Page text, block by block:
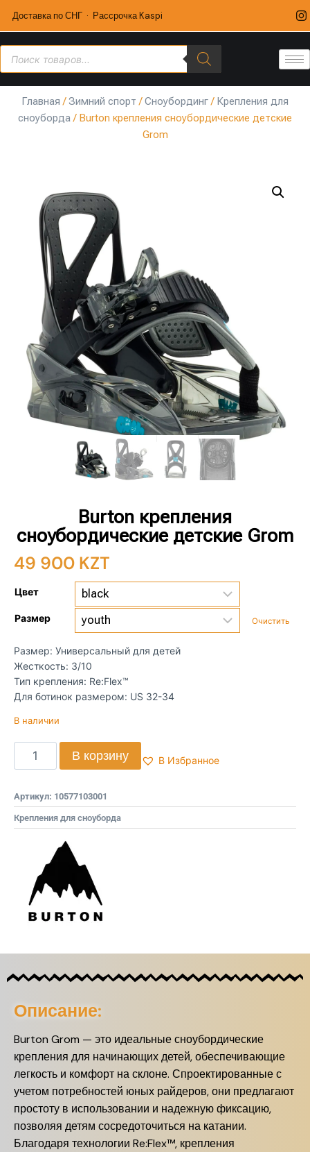
Доставка по СНГ · Рассрочка Kaspi
Главная /Зимний спорт /Сноубординг/ Крепления для
сноуборда/ Burton крепления сноубордические детские
Grom
Burton крепления
сноубордические детские Grom
49 900 KZT
Цвет
Размер Очистить
Размер: Универсальный для детей
Жесткость: 3/10
Тип крепления: Re:Flex™
Для ботинок размером: US 32-34
В наличии
В корзину В Избранное
Артикул: 10577103001
Крепления для сноуборда
Описание:
Burton Grom — это идеальные сноубордические
крепления для начинающих детей, обеспечивающие
легкость и комфорт на склоне. Спроектированные с
учетом потребностей юных райдеров, они предлагают
простоту в использовании и надежную фиксацию,
позволяя детям сосредоточиться на катании.
Благодаря технологии Re:Flex™, крепления